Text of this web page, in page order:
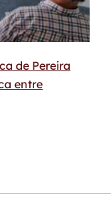
de Pereira
entre